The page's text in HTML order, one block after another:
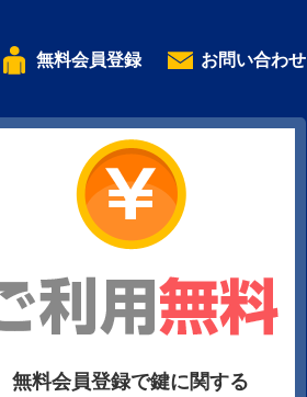
無料会員登録 お問い合わせ
無料会員登録で鍵に関する